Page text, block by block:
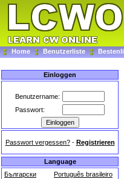
Home Benutzerliste
Einloggen
Benutzername:
Passwort:
Passwort vergessen?- Registrieren
Language
Български
Português brasileiro